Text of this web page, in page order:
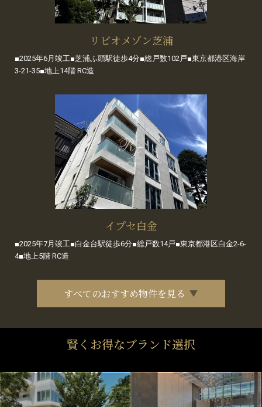
リビオメゾン芝浦
■2025年6月竣工■芝浦ふ頭駅徒歩4分■総戸数102戸■東京都港区海岸
3-21-35■地上14階 RC造
イプセ白金
■2025年7月竣工■白金台駅徒歩6分■総戸数14戸■東京都港区白金2-6-
4■地上5階 RC造
すべてのおすすめ物件を見る
賢くお得なブランド選択